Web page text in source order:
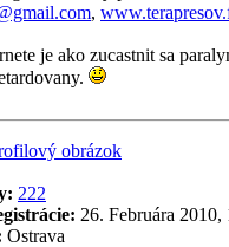
,
je ako zucastnit sa
222
26. Februára 2010,
Ostrava